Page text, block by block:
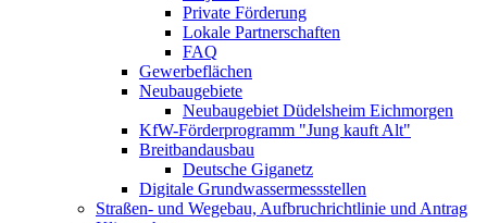
Private Förderung
Lokale Partnerschaften
FAQ
Gewerbeflächen
Neubaugebiete
Neubaugebiet Düdelsheim Eichmorgen
KfW-Förderprogramm "Jung kauft Alt"
Breitbandausbau
Deutsche Giganetz
Digitale Grundwassermessstellen
Straßen- und Wegebau, Aufbruchrichtlinie und Antrag